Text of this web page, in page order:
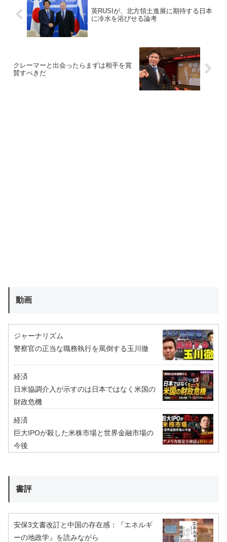
英RUSIが、北方領土進展に期待する日本
に冷水を浴びせる論考
クレーマーと出会ったらまずは相手を賞
賛すべきだ
動画
ジャーナリズム
警察官の正当な職務執行を罵倒する玉川徹
経済
日米協調介入が示すのは日本ではなく米国の
財政危機
経済
巨大IPOが殺した米株市場と世界金融市場の
今後
書評
安保3文書改訂と中国の存在感：『エネルギ
ーの地政学』を読みながら